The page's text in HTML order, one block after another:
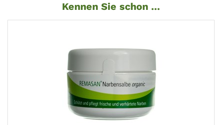
Kennen Sie schon ...